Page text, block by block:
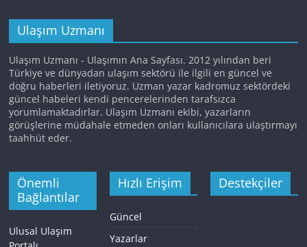
Ulaşım Uzmanı
Ulaşım Uzmanı - Ulaşımın Ana Sayfası. 2012 yılından beri
Türkiye ve dünyadan ulaşım sektörü ile ilgili en güncel ve
doğru haberleri iletiyoruz. Uzman yazar kadromuz sektördeki
güncel habeleri kendi pencerelerinden tarafsızca
yorumlamaktadırlar. Ulaşım Uzmanı ekibi, yazarların
görüşlerine müdahale etmeden onları kullanıcılara ulaştırmayı
taahhüt eder.
Önemli
Bağlantılar
Ulusal Ulaşım
Hızlı Erişim
Güncel
Yazarlar
Destekçiler